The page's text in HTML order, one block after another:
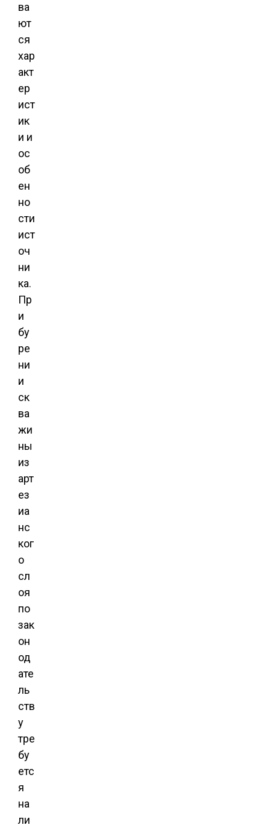
ва
ют
ся
хар
акт
ер
ист
ик
и и
ос
об
ен
но
сти
ист
оч
ни
ка.
Пр
и
бу
ре
ни
и
ск
ва
жи
ны
из
арт
ез
иа
нс
ког
о
сл
оя
по
зак
он
од
ате
ль
ств
у
тре
бу
етс
я
на
ли